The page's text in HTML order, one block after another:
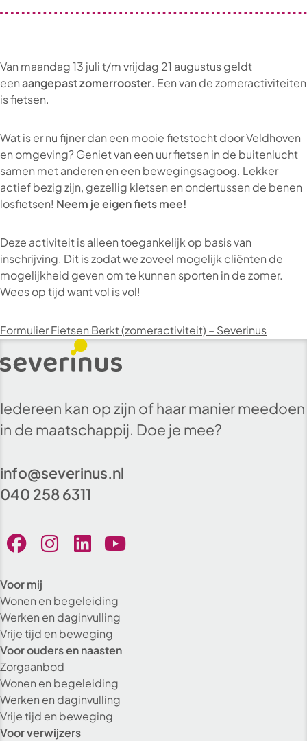
Van maandag 13 juli t/m vrijdag 21 augustus geldt
eenaangepast zomerrooster. Een van de zomeractiviteiten
is fietsen.
Wat is er nu fijner dan een mooie fietstocht door Veldhoven
en omgeving? Geniet van een uur fietsen in de buitenlucht
samen met anderen en een bewegingsagoog. Lekker
actief bezig zijn, gezellig kletsen en ondertussen de benen
losfietsen! Neem je eigen fiets mee!
Deze activiteit is alleen toegankelijk op basis van
inschrijving. Dit is zodat we zoveel mogelijk cliënten de
mogelijkheid geven om te kunnen sporten in de zomer.
Wees op tijd want vol is vol!
Formulier Fietsen Berkt (zomeractiviteit) – Severinus
Iedereen kan op zijn of haar manier meedoen
in de maatschappij. Doe je mee?
info@severinus.nl
040 258 6311
Voor mij
Wonen en begeleiding
Werken en daginvulling
Vrije tijd en beweging
Voor ouders en naasten
Zorgaanbod
Wonen en begeleiding
Werken en daginvulling
Vrije tijd en beweging
Voor verwijzers